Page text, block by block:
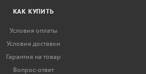
КАК КУПИТЬ
Условия оплаты
Условия доставки
Гарантия на товар
Вопрос-ответ